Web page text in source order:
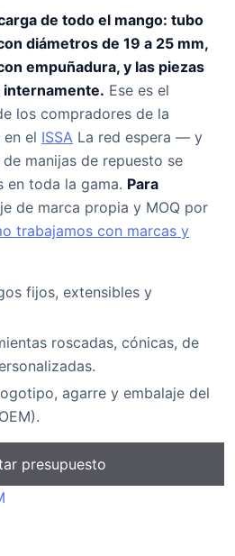
de todo el mango: tubo
diámetros de 19 a 25 mm,
empuñadura, y las piezas
internamente. Ese es el
los compradores de la
el ISSA La red espera — y
manijas de repuesto se
en toda la gama. Para
de marca propia y MOQ por
trabajamos con marcas y
fijos, extensibles y
roscadas, cónicas, de
agarre y embalaje del
presupuesto